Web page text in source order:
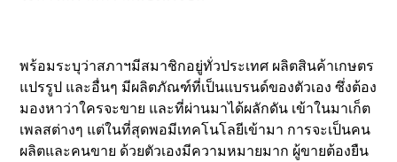
พร้อมระบุว่าสภาฯมีสมาชิกอยู่ทั่วประเทศ ผลิตสินค้าเกษตร
แปรรูป และอื่นๆ มีผลิตภัณฑ์ที่เป็นแบรนด์ของตัวเอง ซึ่งต้อง
มองหาว่าใครจะขาย และที่ผ่านมาได้ผลักดัน เข้าในมาเก็ต
เพลสต่างๆ แต่ในที่สุดพอมีเทคโนโลยีเข้ามา การจะเป็นคน
ผลิตและคนขาย ด้วยตัวเองมีความหมายมาก ผู้ขายต้องยืน